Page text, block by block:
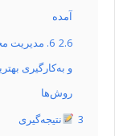
آمده
2.6
6. مدیریت
و به‌کارگیری بهترین
روش‌ها
نتیجه‌گیری